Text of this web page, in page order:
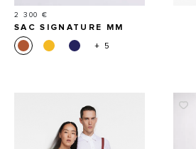
Prix
2 300 €
SAC SIGNATURE MM
+ 5